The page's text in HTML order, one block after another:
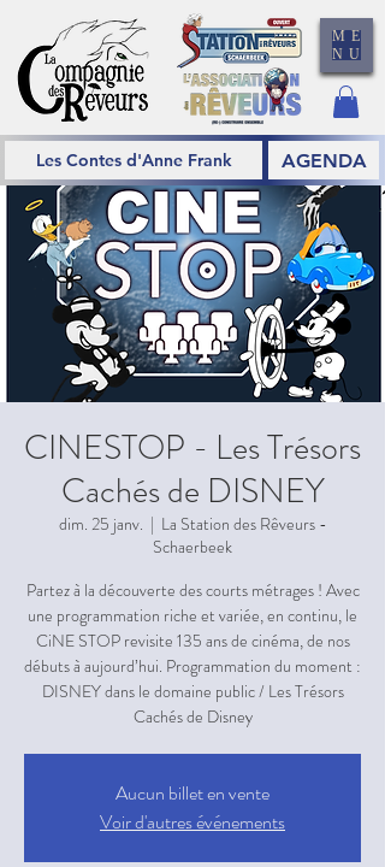
Les Contes d'Anne Frank AGENDA
ME
NU
CINESTOP - Les Trésors
Cachés de DISNEY
dim. 25 janv.
  |
La Station des Rêveurs -
Schaerbeek
Partez à la découverte des courts métrages ! Avec
une programmation riche et variée, en continu, le
CiNE STOP revisite 135 ans de cinéma, de nos
débuts à aujourd’hui. Programmation du moment :
DISNEY dans le domaine public / Les Trésors
Cachés de Disney
Aucun billet en vente
Voir d'autres événements